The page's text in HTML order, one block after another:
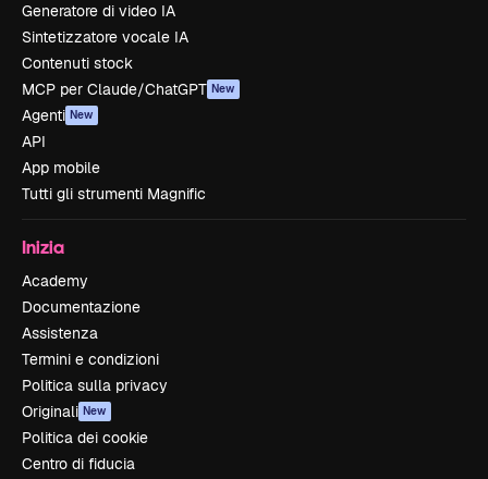
Generatore di video IA
Sintetizzatore vocale IA
Contenuti stock
MCP per Claude/ChatGPT New
Agenti New
API
App mobile
Tutti gli strumenti Magnific
Inizia
Academy
Documentazione
Assistenza
Termini e condizioni
Politica sulla privacy
Originali New
Politica dei cookie
Centro di fiducia